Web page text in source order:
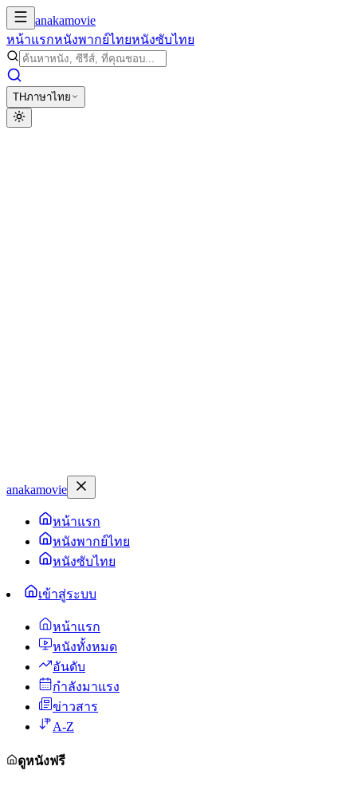
anakamovie
หน้าแรกหนังพากย์ไทยหนังซับไทย
THภาษาไทย
anakamovie
หน้าแรก
หนังพากย์ไทย
หนังซับไทย
เข้าสู่ระบบ
หน้าแรก
หนังทั้งหมด
อันดับ
กำลังมาแรง
ข่าวสาร
A-Z
ดูหนังฟรี